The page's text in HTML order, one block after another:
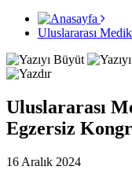
Uluslararası
Uluslararası
Egzersiz
16 Aralık 2024